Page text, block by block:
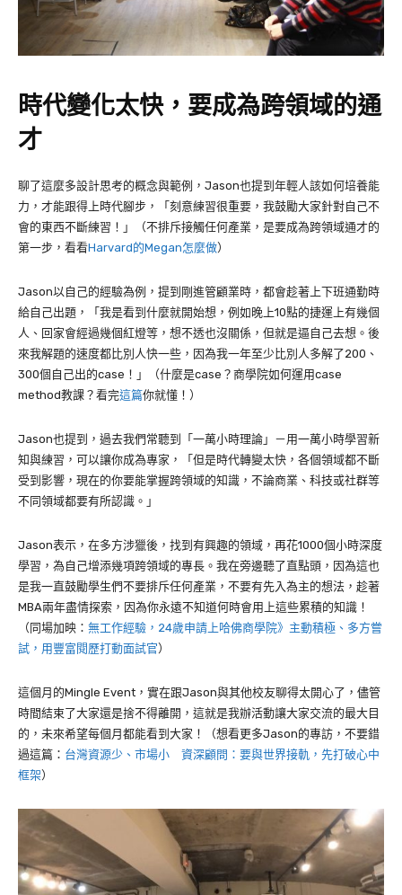
時代變化太快，要成為跨領域的通
才
聊了這麼多設計思考的概念與範例， Jason也提到年輕人該如何培養能
力，才能跟得上時代腳步，「刻意練習很重要，我鼓勵大家針對自己不
會的東西不斷練習！」（不排斥接觸任何產業，是要成為跨領域通才的
第一步，看看Harvard的Megan怎麼做）
Jason以自己的經驗為例，提到剛進管顧業時，都會趁著上下班通勤時
給自己出題，「我是看到什麼就開始想，例如晚上10點的捷運上有幾個
人、回家會經過幾個紅燈等，想不透也沒關係，但就是逼自己去想。後
來我解題的速度都比別人快一些，因為我一年至少比別人多解了200 、
300個自己出的case ！」（什麼是case？商學院如何運用case
method教課？看完這篇你就懂！）
Jason也提到，過去我們常聽到「一萬小時理論」－用一萬小時學習新
知與練習，可以讓你成為專家，「但是時代轉變太快，各個領域都不斷
受到影響，現在的你要能掌握跨領域的知識，不論商業、科技或社群等
不同領域都要有所認識。」
Jason表示，在多方涉獵後，找到有興趣的領域，再花1000個小時深度
學習，為自己增添幾項跨領域的專長。我在旁邊聽了直點頭，因為這也
是我一直鼓勵學生們不要排斥任何產業，不要有先入為主的想法，趁著
MBA兩年盡情探索，因為你永遠不知道何時會用上這些累積的知識！
（同場加映： 無工作經驗，24歲申請上哈佛商學院》主動積極、多方嘗
試，用豐富閱歷打動面試官）
這個月的Mingle Event ，實在跟Jason與其他校友聊得太開心了，儘管
時間結束了大家還是捨不得離開，這就是我辦活動讓大家交流的最大目
的，未來希望每個月都能看到大家！（想看更多Jason的專訪，不要錯
過這篇： 台灣資源少、市場小 資深顧問：要與世界接軌，先打破心中
框架）